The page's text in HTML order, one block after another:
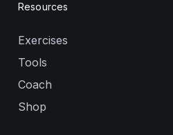
Resources
Exercises
Tools
Coach
Shop